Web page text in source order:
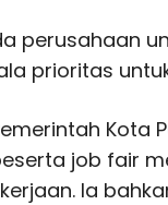
perusahaan
prioritas
Kota
job fair
Ia